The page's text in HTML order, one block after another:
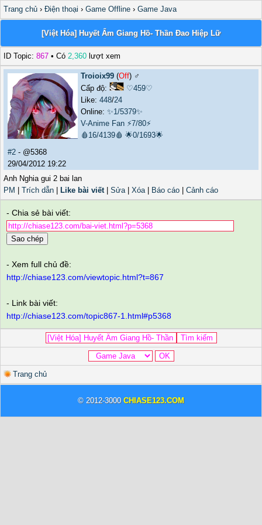
Trang chủ › Điện thoại › Game Offline › Game Java
[Việt Hóa] Huyết Ẩm Giang Hồ- Thần Đao Hiệp Lữ
ID Topic: 867 • Có 2,360 lượt xem
Troioix99 (Off) ♂️
Cấp độ:
♡459♡
Like: 448/24
Online: ✨1/5379✨
V-Anime Fan ⚡7/80⚡
🩸16/4139🩸 🌟0/1693🌟
#2 - @5368
29/04/2012 19:22
Anh Nghia gui 2 bai lan
PM
Trích dẫn Like bài viết| Sửa| Xóa| Báo cáo Cảnh cáo
- Chia sẻ bài viết:
Sao chép
- Xem full chủ đề:
http://chiase123.com/viewtopic.html?t=867
- Link bài viết:
http://chiase123.com/topic867-1.html#p5368
Trang chủ
© 2012-3000 CHIASE123.COM